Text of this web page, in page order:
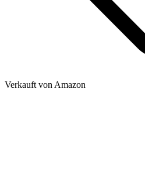
Verkauft von Amazon